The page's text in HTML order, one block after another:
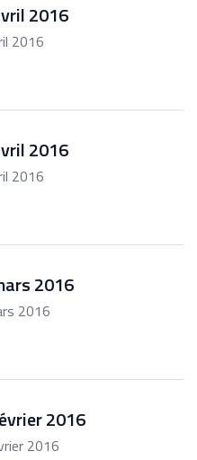
2016
2016
2016
2016
2016
2016
2016
2016